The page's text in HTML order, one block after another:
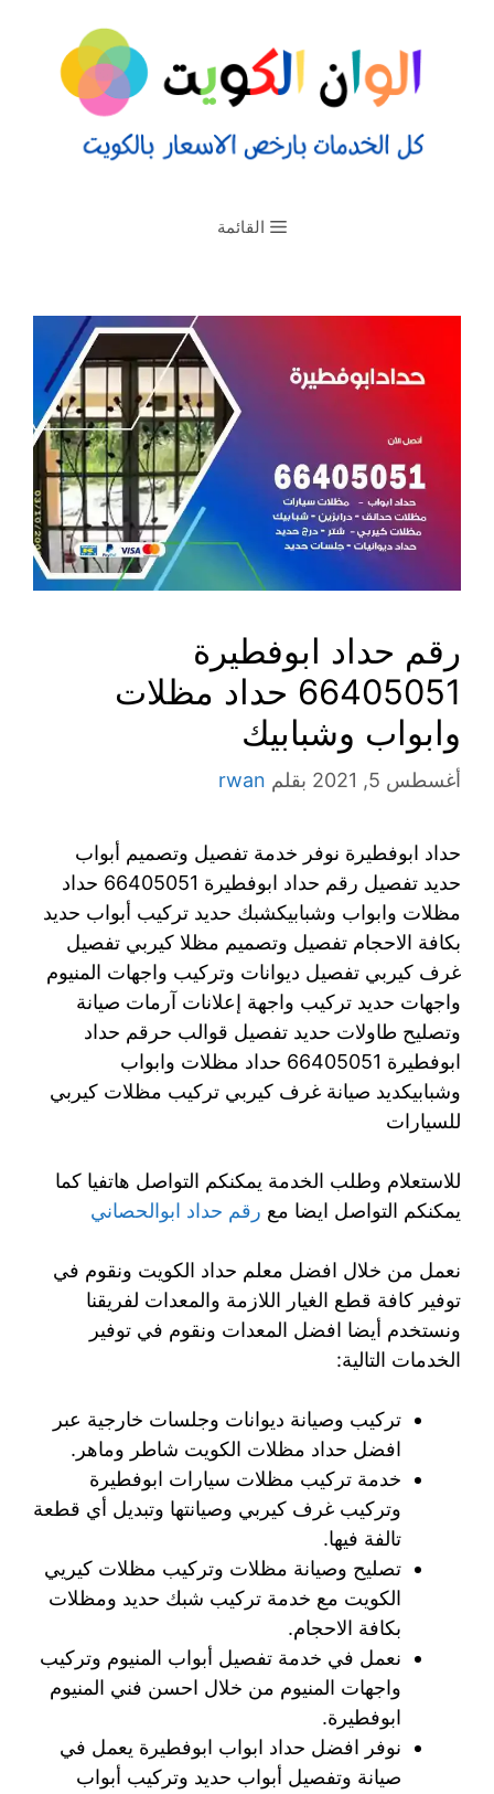
القائمة
رقم حداد ابوفطيرة
66405051 حداد مظلات
وابواب وشبابيك
أغسطس 5, 2021 بقلم rwan
حداد ابوفطيرة نوفر خدمة تفصيل وتصميم أبواب
حديد تفصيل رقم حداد ابوفطيرة 66405051 حداد
مظلات وابواب وشبابيكشبك حديد تركيب أبواب حديد
بكافة الاحجام تفصيل وتصميم مظلا كيربي تفصيل
غرف كيربي تفصيل ديوانات وتركيب واجهات المنيوم
واجهات حديد تركيب واجهة إعلانات آرمات صيانة
وتصليح طاولات حديد تفصيل قوالب حرقم حداد
ابوفطيرة 66405051 حداد مظلات وابواب
وشبابيكديد صيانة غرف كيربي تركيب مظلات كيربي
للسيارات
للاستعلام وطلب الخدمة يمكنكم التواصل هاتفيا كما
يمكنكم التواصل ايضا مع رقم حداد ابوالحصاني
نعمل من خلال افضل معلم حداد الكويت ونقوم في
توفير كافة قطع الغيار اللازمة والمعدات لفريقنا
ونستخدم أيضا افضل المعدات ونقوم في توفير
الخدمات التالية:
تركيب وصيانة ديوانات وجلسات خارجية عبر
افضل حداد مظلات الكويت شاطر وماهر.
خدمة تركيب مظلات سيارات ابوفطيرة
وتركيب غرف كيربي وصيانتها وتبديل أي قطعة
تالفة فيها.
تصليح وصيانة مظلات وتركيب مظلات كيريي
الكويت مع خدمة تركيب شبك حديد ومظلات
بكافة الاحجام.
نعمل في خدمة تفصيل أبواب المنيوم وتركيب
واجهات المنيوم من خلال احسن فني المنيوم
ابوفطيرة.
نوفر افضل حداد ابواب ابوفطيرة يعمل في
صيانة وتفصيل أبواب حديد وتركيب أبواب